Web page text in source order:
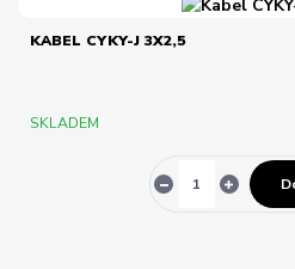
KABEL CYKY-J 3X2,5
SKLADEM